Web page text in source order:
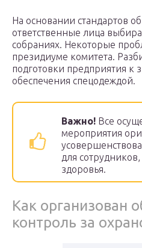
На основании стандартов
ответственные лица
собраниях. Некоторые
президиуме комитета.
подготовки предприятия к
обеспечения спецодеждой.
Важно! Все
мероприятия
для
здоровья.
Как организован
контроль за